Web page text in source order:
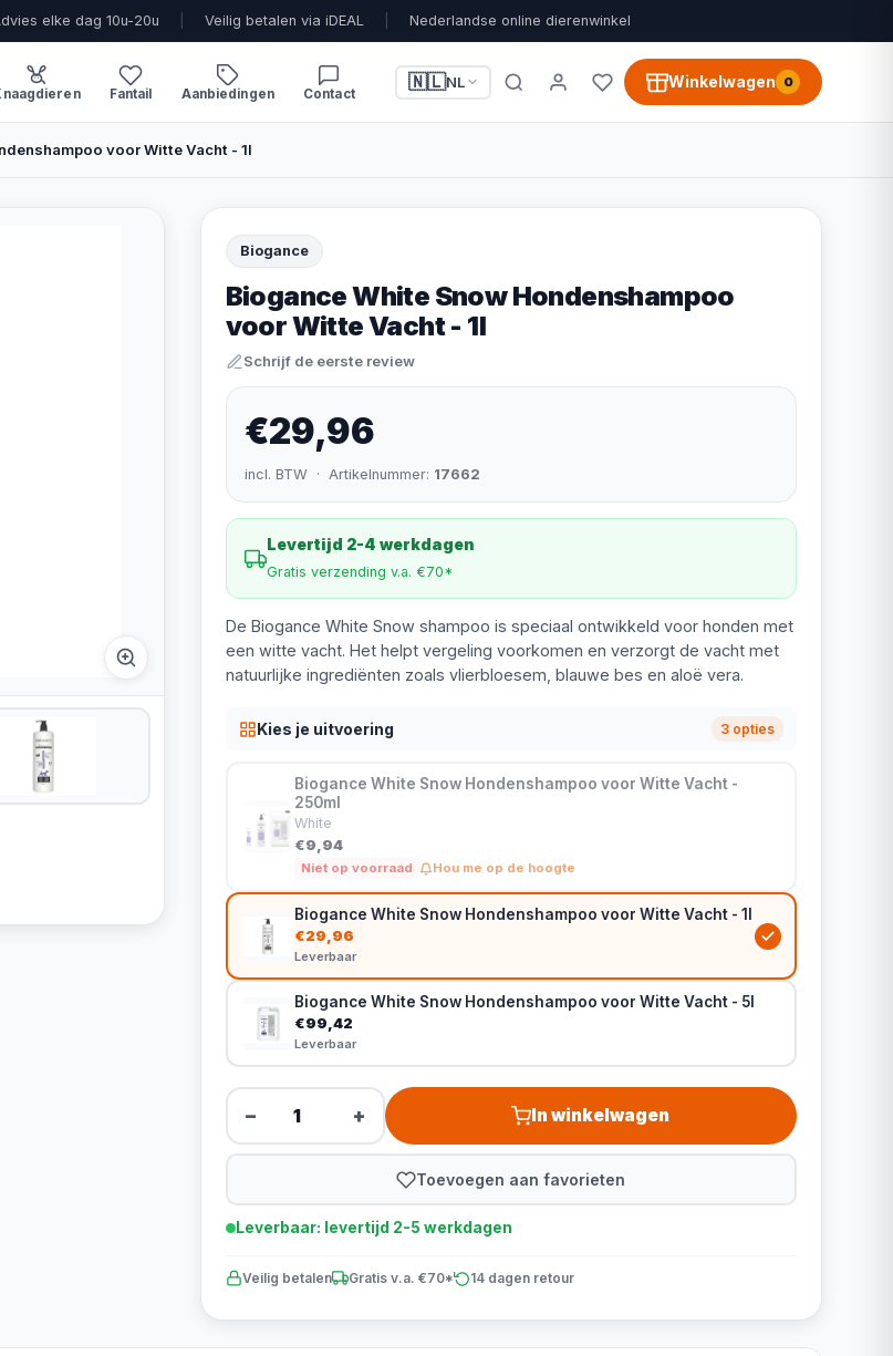
elke dag 10u-20u Veilig betalen via iDEAL Nederlandse online dierenwinkel
Fantail Aanbiedingen Contact
🇳🇱NL Winkelwagen 0
voor Witte Vacht - 1l
Biogance
Biogance White Snow Hondenshampoo
voor Witte Vacht - 1l
Schrijf de eerste review
€29,96
incl. BTW · Artikelnummer: 17662
Levertijd 2-4 werkdagen
Gratis verzending v.a. €70*
De Biogance White Snow shampoo is speciaal ontwikkeld voor honden met
een witte vacht. Het helpt vergeling voorkomen en verzorgt de vacht met
natuurlijke ingrediënten zoals vlierbloesem, blauwe bes en aloë vera.
Kies je uitvoering 3 opties
Biogance White Snow Hondenshampoo voor Witte Vacht -
250ml
White
€9,94
Niet op voorraad Hou me op de hoogte
Biogance White Snow Hondenshampoo voor Witte Vacht - 1l
€29,96
Leverbaar
Biogance White Snow Hondenshampoo voor Witte Vacht - 5l
€99,42
Leverbaar
− + In winkelwagen
Toevoegen aan favorieten
Leverbaar: levertijd 2-5 werkdagen
Veilig betalen Gratis v.a. €70* 14 dagen retour